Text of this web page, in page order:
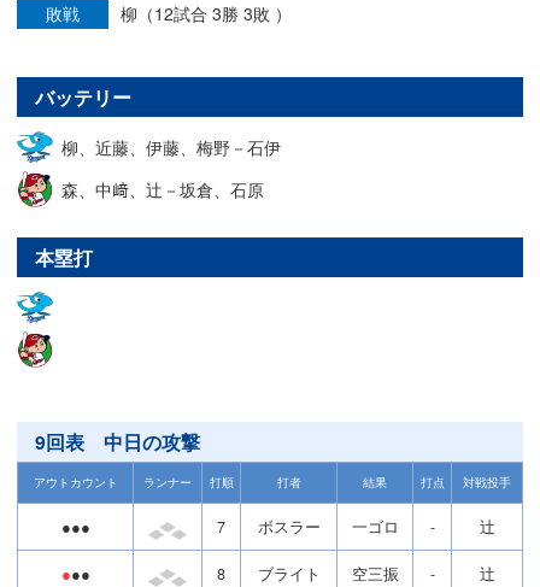
敗戦
柳（12試合 3勝 3敗 ）
バッテリー
柳、近藤、伊藤、梅野－石伊
森、中﨑、辻－坂倉、石原
本塁打
9回表 中日の攻撃
アウトカウント ランナー 打順 打者 結果 打点 対戦投手
●●● 7 ボスラー 一ゴロ - 辻
●●● 8 ブライト 空三振 - 辻